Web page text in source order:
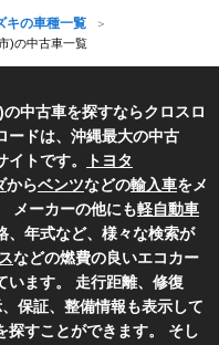
キの車種一覧
)の中古車一覧
)の中古車を探すならクロスロ
ードは、沖縄最大の中古
トです。
トヨタ
からベンツなどの輸入車をメ
メーカーの他にも軽自動車
、年式など、様々な検索が
などの燃費の良いエコカー
います。 走行距離、修復
保証、整備情報も表示して
探すことができます。 そし